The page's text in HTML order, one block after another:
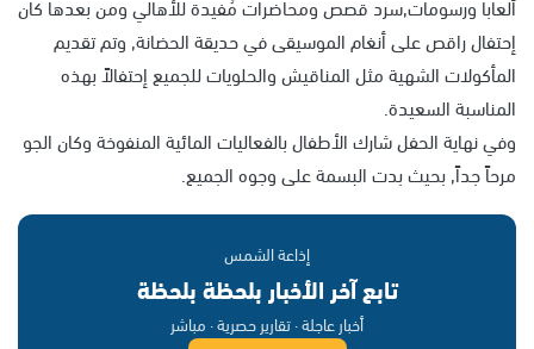
إحتفال راقص على أنغام الموسيقى في حديقة الحضانة, وتم تقديم
المأكولات الشهية مثل المناقيش والحلويات للجميع إحتفالاً بهذه
المناسبة السعيدة.
وفي نهاية الحفل شارك الأطفال بالفعاليات المائية المنفوخة وكان الجو
مرحاً جداً, بحيث بدت البسمة على وجوه الجميع.
إذاعة الشمس
تابع آخر الأخبار بلحظة بلحظة
أخبار عاجلة · تقارير حصرية · مباشر